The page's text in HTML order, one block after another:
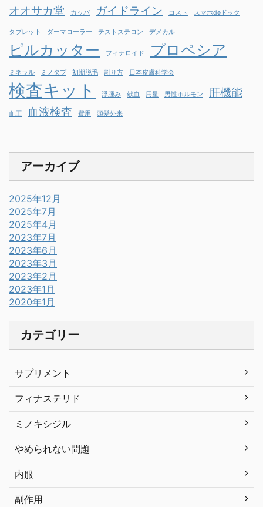
オオサカ堂 カッパ ガイドライン コスト スマホdeドック
タブレット ダーマローラー テストステロン デメカル
ピルカッター フィナロイド プロペシア
ミネラル ミノタブ 初期脱毛 割り方 日本皮膚科学会
検査キット 浮腫み 献血 用量 男性ホルモン 肝機能
血圧 血液検査 費用 頭髪外来
アーカイブ
2025年12月
2025年7月
2025年4月
2023年7月
2023年6月
2023年3月
2023年2月
2023年1月
2020年1月
カテゴリー
サプリメント
フィナステリド
ミノキシジル
やめられない問題
内服
副作用